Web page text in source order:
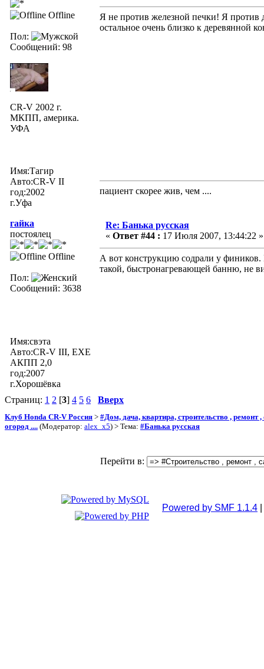
Offline
Пол:
Сообщений: 98
CR-V 2002 г.
МКПП, америка.
УФА
Имя:Тагир
Авто:CR-V II
год:2002
г.Уфа
Я не против железной печки! Я против
остальное очень близко к деревянной
пациент скорее жив, чем ....
гайка
постоялец
Offline
Пол:
Сообщений: 3638
Имя:свэта
Авто:CR-V III, EXE
АКПП 2,0
год:2007
г.Хорошёвка
Re: Банька русская
« Ответ #44 : 17 Июля 2007, 13:44:22 »
А вот конструкцию содрали у фиников.
такой, быстронагревающей банню, не
Страниц: 1 2 [3] 4 5 6 Вверх
Клуб Honda CR-V Россия > #Дом, дача, квартира, строительство , ремонт ,
огород .... (Модератор: alex_x5) > Тема: #Банька русская
Перейти в:
Powered by SMF 1.1.4